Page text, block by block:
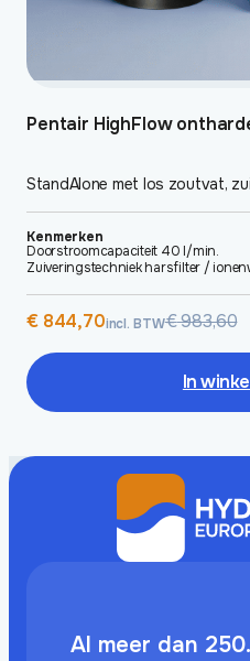
Pentair HighFlow
StandAlone met los zoutvat,
Kenmerken
Doorstroomcapaciteit 40 l/min.
Zuiveringstechniek harsfilter /
€983,60
Oorspronkelijke
was:
€ 983,60.
€844,70
Huidige
is:
€ 844,70.
incl. BTW
In
Al meer dan